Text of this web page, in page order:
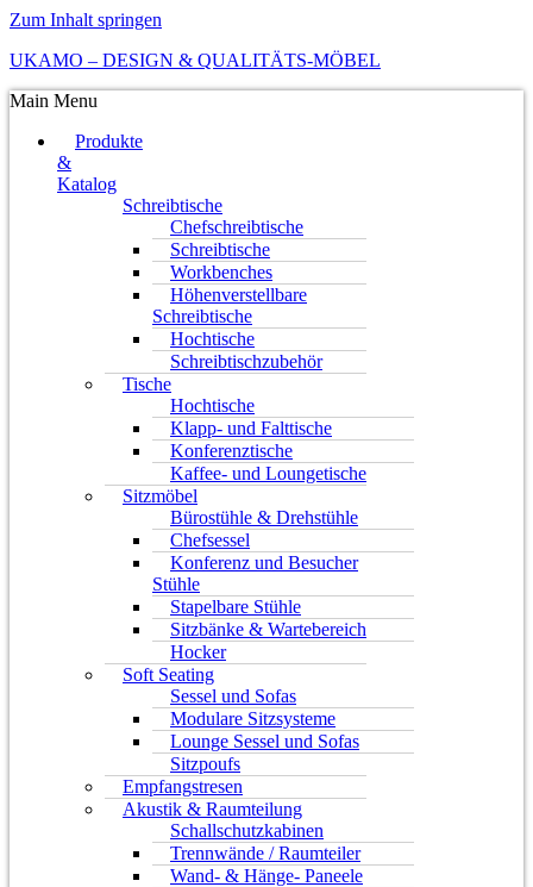
Zum Inhalt springen
UKAMO – DESIGN & QUALITÄTS-MÖBEL
Main Menu
Produkte
&
Katalog
Schreibtische
Chefschreibtische
Schreibtische
Workbenches
Höhenverstellbare
Schreibtische
Hochtische
Schreibtischzubehör
Tische
Hochtische
Klapp- und Falttische
Konferenztische
Kaffee- und Loungetische
Sitzmöbel
Bürostühle & Drehstühle
Chefsessel
Konferenz und Besucher
Stühle
Stapelbare Stühle
Sitzbänke & Wartebereich
Hocker
Soft Seating
Sessel und Sofas
Modulare Sitzsysteme
Lounge Sessel und Sofas
Sitzpoufs
Empfangstresen
Akustik & Raumteilung
Schallschutzkabinen
Trennwände / Raumteiler
Wand- & Hänge- Paneele